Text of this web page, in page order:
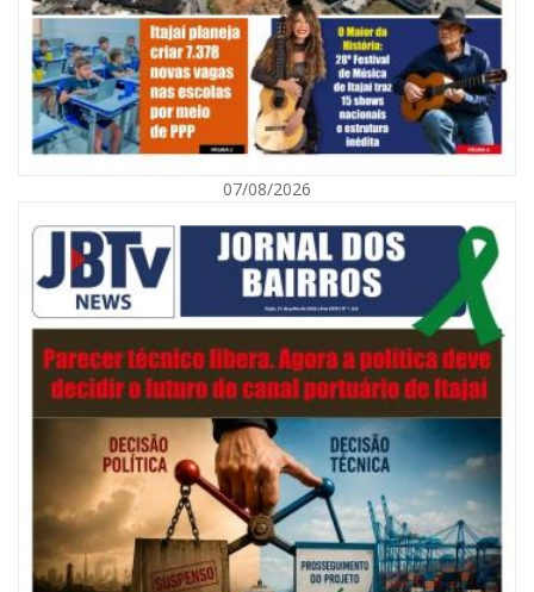
Município de Itajaí entrega títulos de propriedade a famílias da Itaipava
pelo Programa Lar Legal
CULTURA
07/08/2026